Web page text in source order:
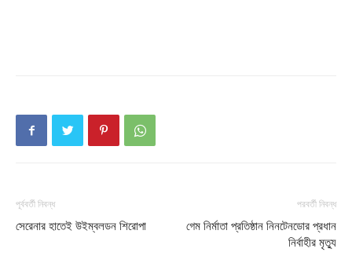
পূর্ববর্তী নিবন্ধ
সেরেনার হাতেই উইম্বলডন শিরোপা
পরবর্তী নিবন্ধ
গেম নির্মাতা প্রতিষ্ঠান নিনটেনডোর প্রধান
নির্বাহীর মৃত্যু